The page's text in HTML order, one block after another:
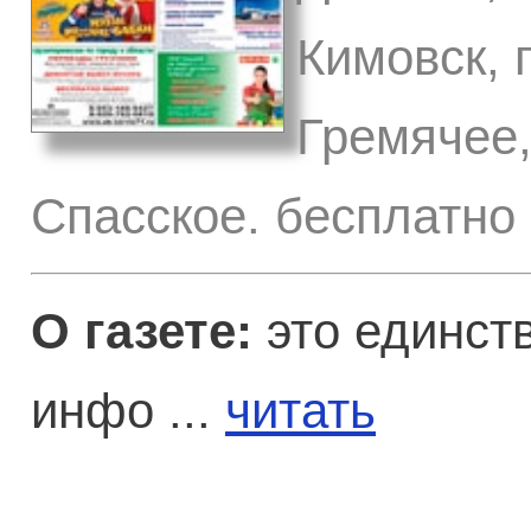
Кимовск,
Спасское. бесплатно
О газете: это
инфо ... читать